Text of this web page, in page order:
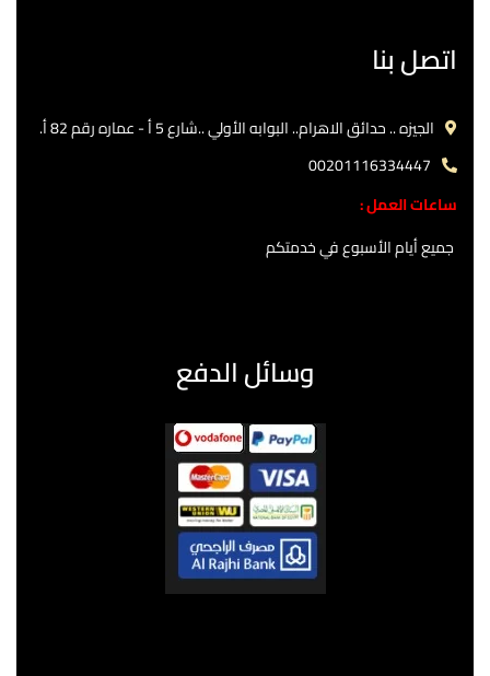
اتصل بنا
الجيزه .. حدائق الاهرام.. البوابه الأولي ..شارع 5 أ - عماره رقم 82 أ.
00201116334447
ساعات العمل :
جميع أيام الأسبوع في خدمتكم
وسائل الدفع